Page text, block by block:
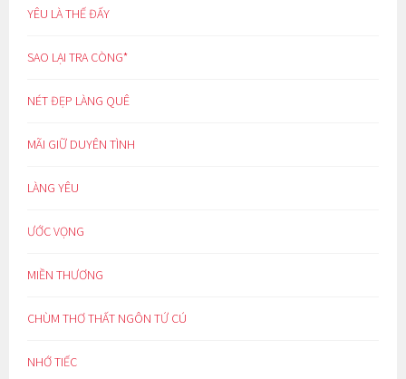
YÊU LÀ THẾ ĐẤY
SAO LẠI TRA CÒNG*
NÉT ĐẸP LÀNG QUÊ
MÃI GIỮ DUYÊN TÌNH
LÀNG YÊU
ƯỚC VỌNG
MIỀN THƯƠNG
CHÙM THƠ THẤT NGÔN TỨ CÚ
NHỚ TIẾC